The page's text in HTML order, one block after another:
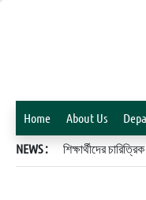
Home About Us
NEWS : শিক্ষার্থীদের